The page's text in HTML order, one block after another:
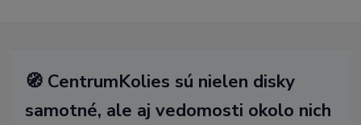
🧭 CentrumKolies sú nielen disky
samotné, ale aj vedomosti okolo nich